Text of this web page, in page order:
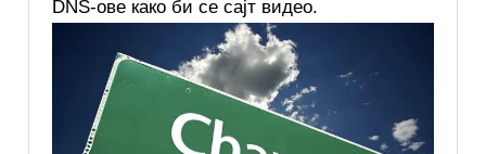
DNS-ове како би се сајт видео.